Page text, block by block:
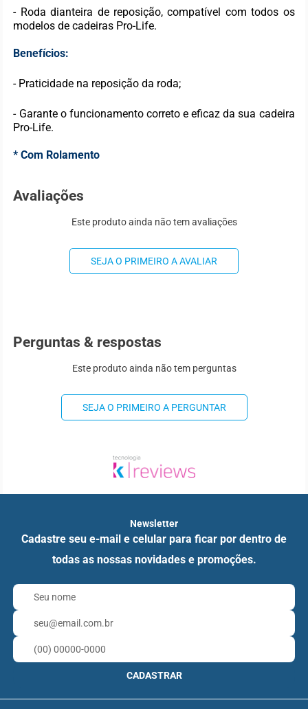
- Roda dianteira de reposição, compatível com todos os
modelos de cadeiras Pro-Life.
Benefícios:
- Praticidade na reposição da roda;
- Garante o funcionamento correto e eficaz da sua cadeira
Pro-Life.
* Com Rolamento
Avaliações
Este produto ainda não tem avaliações
SEJA O PRIMEIRO A AVALIAR
Perguntas & respostas
Este produto ainda não tem perguntas
SEJA O PRIMEIRO A PERGUNTAR
Newsletter
Cadastre seu e-mail e celular para ficar por dentro de
todas as nossas novidades e promoções.
CADASTRAR